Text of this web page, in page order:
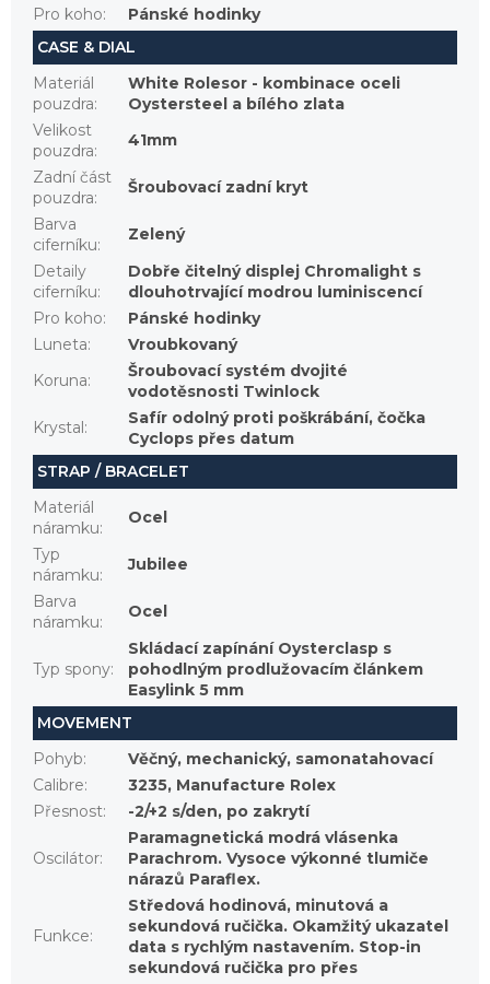
Pro koho:
Pánské hodinky
CASE & DIAL
Materiál
pouzdra:
White Rolesor - kombinace oceli
Oystersteel a bílého zlata
Velikost
pouzdra:
41mm
Zadní část
pouzdra:
Šroubovací zadní kryt
Barva
ciferníku:
Zelený
Detaily
ciferníku:
Dobře čitelný displej Chromalight s
dlouhotrvající modrou luminiscencí
Pro koho:
Pánské hodinky
Luneta:
Vroubkovaný
Koruna:
Šroubovací systém dvojité
vodotěsnosti Twinlock
Krystal :
Safír odolný proti poškrábání, čočka
Cyclops přes datum
STRAP / BRACELET
Materiál
náramku:
Ocel
Typ
náramku:
Jubilee
Barva
náramku:
Ocel
Typ spony:
Skládací zapínání Oysterclasp s
pohodlným prodlužovacím článkem
Easylink 5 mm
MOVEMENT
Pohyb:
Věčný, mechanický, samonatahovací
Calibre:
3235, Manufacture Rolex
Přesnost: -2/+2 s/den, po zakrytí
Oscilátor:
Paramagnetická modrá vlásenka
Parachrom. Vysoce výkonné tlumiče
nárazů Paraflex.
Funkce:
Středová hodinová, minutová a
sekundová ručička. Okamžitý ukazatel
data s rychlým nastavením. Stop-in
sekundová ručička pro přes